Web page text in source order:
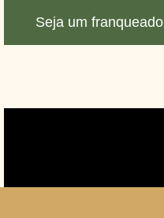
Seja um franqueado